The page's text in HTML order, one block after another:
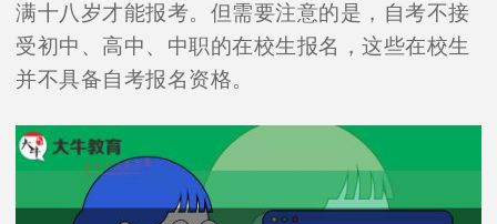
满十八岁才能报考。但需要注意的是，自考不接
受初中、高中、中职的在校生报名，这些在校生
并不具备自考报名资格。